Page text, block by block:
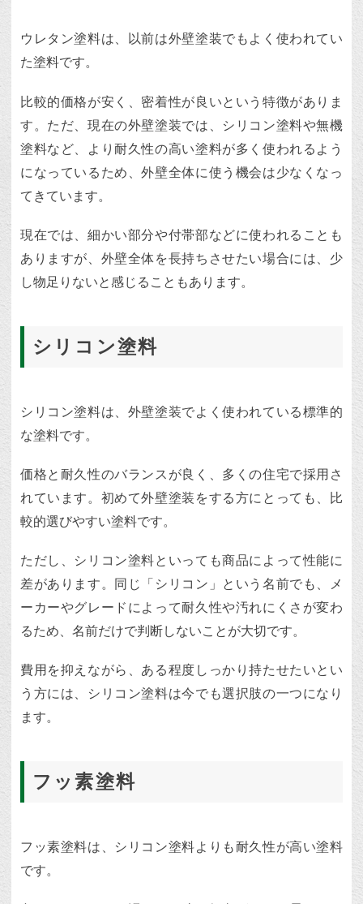
ウレタン塗料は、以前は外壁塗装でもよく使われてい
た塗料です。
比較的価格が安く、密着性が良いという特徴がありま
す。ただ、現在の外壁塗装では、シリコン塗料や無機
塗料など、より耐久性の高い塗料が多く使われるよう
になっているため、外壁全体に使う機会は少なくなっ
てきています。
現在では、細かい部分や付帯部などに使われることも
ありますが、外壁全体を長持ちさせたい場合には、少
し物足りないと感じることもあります。
シリコン塗料
シリコン塗料は、外壁塗装でよく使われている標準的
な塗料です。
価格と耐久性のバランスが良く、多くの住宅で採用さ
れています。初めて外壁塗装をする方にとっても、比
較的選びやすい塗料です。
ただし、シリコン塗料といっても商品によって性能に
差があります。同じ「シリコン」という名前でも、メ
ーカーやグレードによって耐久性や汚れにくさが変わ
るため、名前だけで判断しないことが大切です。
費用を抑えながら、ある程度しっかり持たせたいとい
う方には、シリコン塗料は今でも選択肢の一つになり
ます。
フッ素塗料
フッ素塗料は、シリコン塗料よりも耐久性が高い塗料
です。